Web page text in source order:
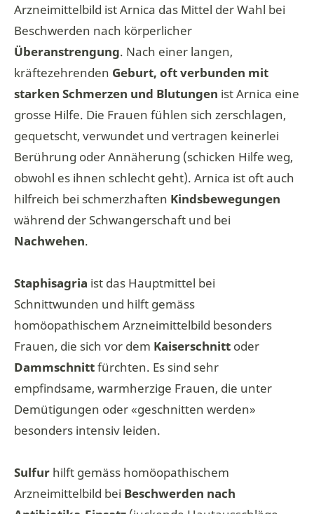
Arzneimittelbild ist Arnica das Mittel der Wahl bei
Beschwerden nach körperlicher
Überanstrengung. Nach einer langen,
kräftezehrenden Geburt, oft verbunden mit
starken Schmerzen und Blutungen ist Arnica eine
grosse Hilfe. Die Frauen fühlen sich zerschlagen,
gequetscht, verwundet und vertragen keinerlei
Berührung oder Annäherung (schicken Hilfe weg,
obwohl es ihnen schlecht geht). Arnica ist oft auch
hilfreich bei schmerzhaften Kindsbewegungen
während der Schwangerschaft und bei
Nachwehen.
Staphisagria ist das Hauptmittel bei
Schnittwunden und hilft gemäss
homöopathischem Arzneimittelbild besonders
Frauen, die sich vor dem Kaiserschnitt oder
Dammschnittfürchten. Es sind sehr
empfindsame, warmherzige Frauen, die unter
Demütigungen oder «geschnitten werden»
besonders intensiv leiden.
Sulfur hilft gemäss homöopathischem
Arzneimittelbild bei Beschwerden nach